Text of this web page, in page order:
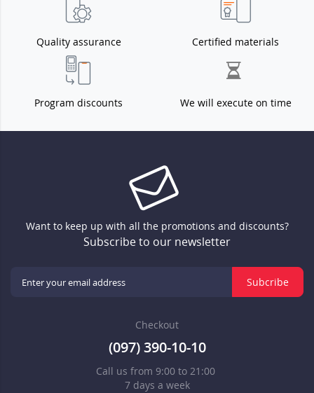
Quality assurance Certified materials
Program discounts We will execute on time
Want to keep up with all the promotions and discounts?
Subscribe to our newsletter
Subcribe
Checkout
(097) 390-10-10
Call us from 9:00 to 21:00
7 days a week